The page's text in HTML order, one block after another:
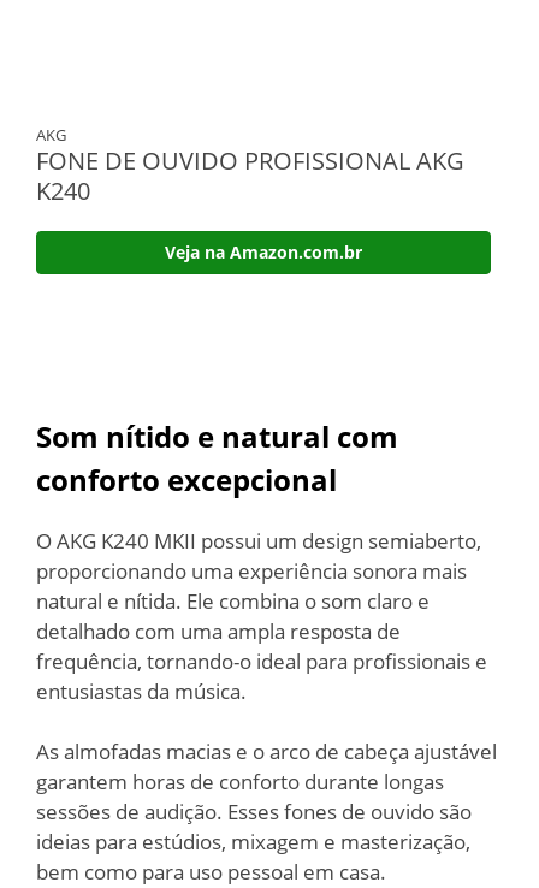
AKG
FONE DE OUVIDO PROFISSIONAL AKG
K240
Veja na Amazon.com.br
Som nítido e natural com
conforto excepcional
O AKG K240 MKII possui um design semiaberto,
proporcionando uma experiência sonora mais
natural e nítida. Ele combina o som claro e
detalhado com uma ampla resposta de
frequência, tornando-o ideal para profissionais e
entusiastas da música.
As almofadas macias e o arco de cabeça ajustável
garantem horas de conforto durante longas
sessões de audição. Esses fones de ouvido são
ideias para estúdios, mixagem e masterização,
bem como para uso pessoal em casa.